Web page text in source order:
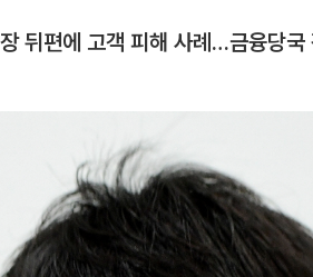
뒤편에 고객 피해 사례…금융당국